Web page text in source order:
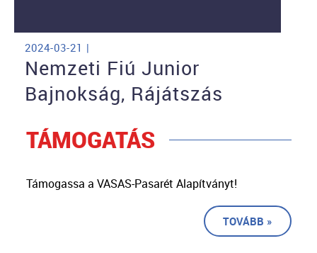
2024-03-21 |
Nemzeti Fiú Junior
Bajnokság, Rájátszás
TÁMOGATÁS
Támogassa a VASAS-Pasarét Alapítványt!
TOVÁBB »